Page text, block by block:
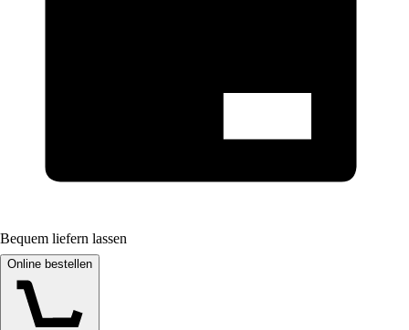
Bequem liefern lassen
Online bestellen